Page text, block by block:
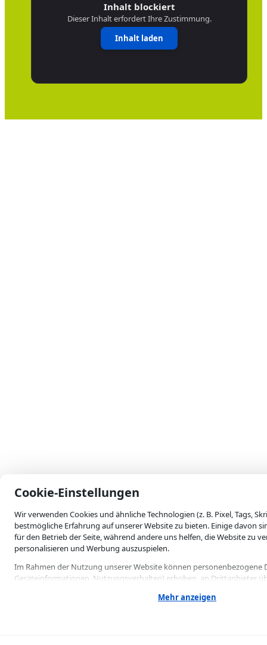
Inhalt blockiert
Dieser Inhalt erfordert Ihre Zustimmung.
Inhalt laden
Cookie-Einstellungen
Wir verwenden Cookies und ähnliche Technologien (z. B. Pixel, Tags,
bestmögliche Erfahrung auf unserer Website zu bieten. Einige davon
für den Betrieb der Seite, während andere uns helfen, die Website zu
personalisieren und Werbung auszuspielen.
Im Rahmen der Nutzung unserer Website können personenbezogene
Geräteinformationen, Nutzungsverhalten) erhoben, an Drittanbieter
gleichwertiges Datenschutzniveau gewährleistet ist (Art. 49 Abs. 1 lit. a
Mehr anzeigen